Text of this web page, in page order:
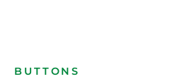
BUTTONS